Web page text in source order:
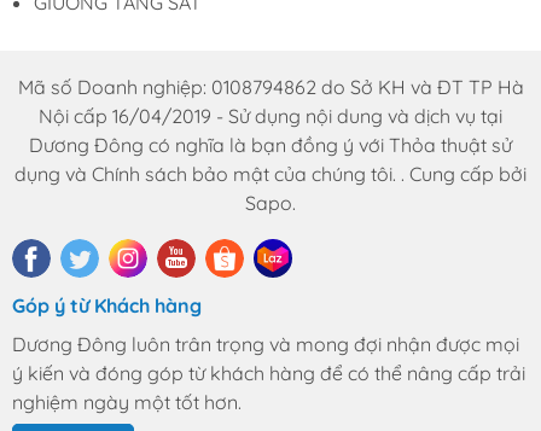
Mã số Doanh nghiệp: 0108794862 do Sở KH và ĐT TP Hà
Nội cấp 16/04/2019 - Sử dụng nội dung và dịch vụ tại
Dương Đông có nghĩa là bạn đồng ý với Thỏa thuật sử
dụng và Chính sách bảo mật của chúng tôi. . Cung cấp bởi
Sapo.
Góp ý từ Khách hàng
Dương Đông luôn trân trọng và mong đợi nhận được mọi
ý kiến và đóng góp từ khách hàng để có thể nâng cấp trải
nghiệm ngày một tốt hơn.